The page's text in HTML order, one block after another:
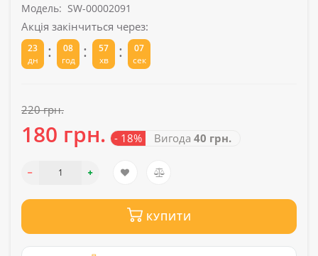
Модель: SW-00002091
Акція закінчиться через:
23
дн
:
08
год
:
57
хв
:
07
сек
220 грн.
180 грн. - 18% Вигода 40 грн.
КУПИТИ